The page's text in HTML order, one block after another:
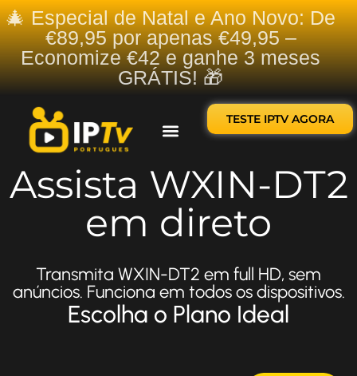
🎄 Especial de Natal e Ano Novo: De
€89,95 por apenas €49,95 –
Economize €42 e ganhe 3 meses
GRÁTIS! 🎁
TESTE IPTV AGORA
Assista WXIN-DT2
em direto
Transmita WXIN-DT2 em full HD, sem
anúncios. Funciona em todos os dispositivos.
Escolha o Plano Ideal